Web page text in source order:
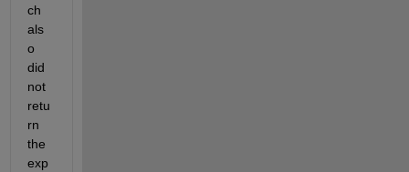
ch
als
o
did
not
retu
rn
the
exp